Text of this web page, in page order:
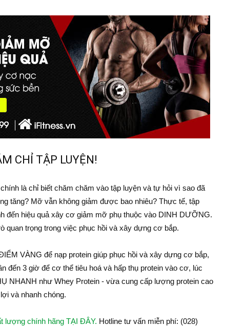
CHỈ TẬP LUYỆN!
là chỉ biết chăm chăm vào tập luyện và tự hỏi vì sao đã
tăng? Mỡ vẫn không giảm được bao nhiêu? Thực tế, tập
đến hiệu quả xây cơ giảm mỡ phụ thuộc vào DINH DƯỠNG.
quan trọng trong việc phục hồi và xây dựng cơ bắp.
VÀNG để nạp protein giúp phục hồi và xây dựng cơ bắp,
đến 3 giờ để cơ thể tiêu hoá và hấp thụ protein vào cơ, lúc
NHANH như Whey Protein - vừa cung cấp lượng protein cao
và nhanh chóng.
lượng chính hãng TẠI ĐÂY. Hotline tư vấn miễn phí: (028)